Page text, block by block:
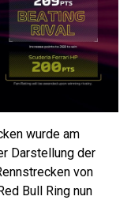
wurde am
Darstellung der
von
Bull Ring nun